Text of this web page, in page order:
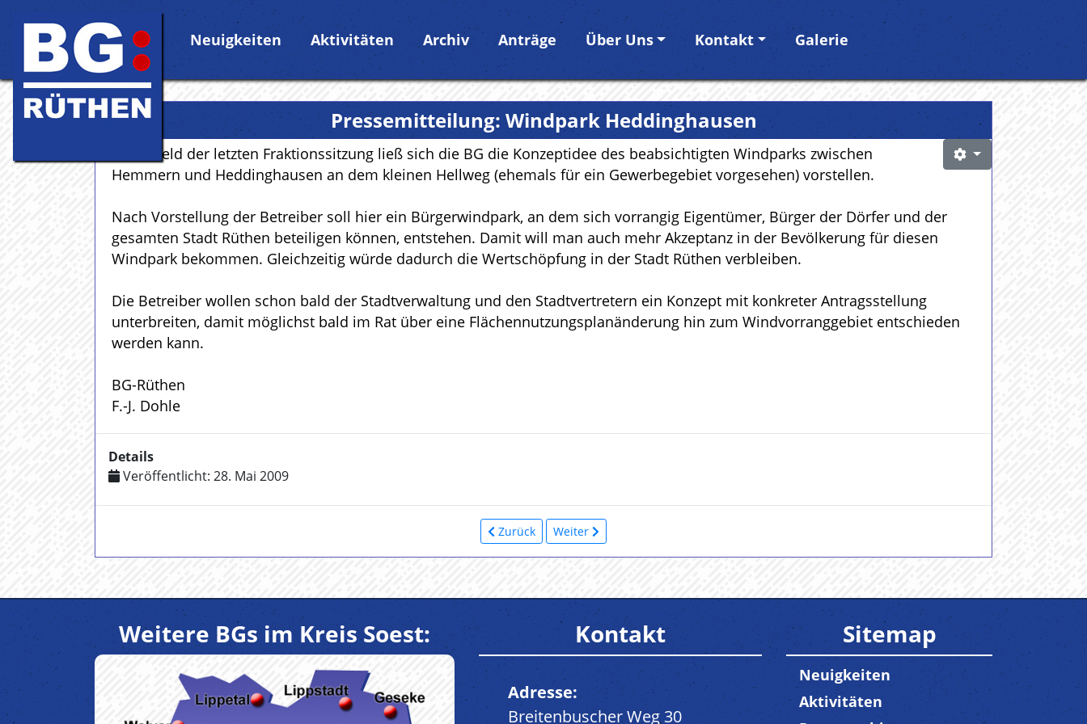
Neuigkeiten Aktivitäten Archiv Anträge Über Uns Kontakt Galerie
Pressemitteilung: Windpark Heddinghausen
Im Vorfeld der letzten Fraktionssitzung ließ sich die BG die Konzeptidee des beabsichtigten Windparks zwischen
Hemmern und Heddinghausen an dem kleinen Hellweg (ehemals für ein Gewerbegebiet vorgesehen) vorstellen.
Nach Vorstellung der Betreiber soll hier ein Bürgerwindpark, an dem sich vorrangig Eigentümer, Bürger der Dörfer und der
gesamten Stadt Rüthen beteiligen können, entstehen. Damit will man auch mehr Akzeptanz in der Bevölkerung für diesen
Windpark bekommen. Gleichzeitig würde dadurch die Wertschöpfung in der Stadt Rüthen verbleiben.
Die Betreiber wollen schon bald der Stadtverwaltung und den Stadtvertretern ein Konzept mit konkreter Antragsstellung
unterbreiten, damit möglichst bald im Rat über eine Flächennutzungsplanänderung hin zum Windvorranggebiet entschieden
werden kann.
BG-Rüthen
F.-J. Dohle
Details
Veröffentlicht: 28. Mai 2009
Zurück Weiter
Weitere BGs im Kreis Soest: Kontakt
Adresse:
Breitenbuscher Weg 30
Sitemap
Neuigkeiten
Aktivitäten